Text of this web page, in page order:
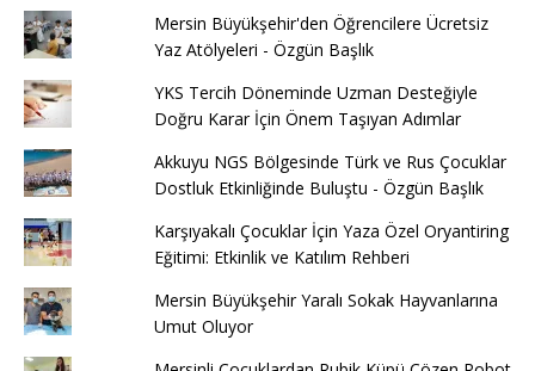
Mersin Büyükşehir'den Öğrencilere Ücretsiz
Yaz Atölyeleri - Özgün Başlık
YKS Tercih Döneminde Uzman Desteğiyle
Doğru Karar İçin Önem Taşıyan Adımlar
Akkuyu NGS Bölgesinde Türk ve Rus Çocuklar
Dostluk Etkinliğinde Buluştu - Özgün Başlık
Karşıyakalı Çocuklar İçin Yaza Özel Oryantiring
Eğitimi: Etkinlik ve Katılım Rehberi
Mersin Büyükşehir Yaralı Sokak Hayvanlarına
Umut Oluyor